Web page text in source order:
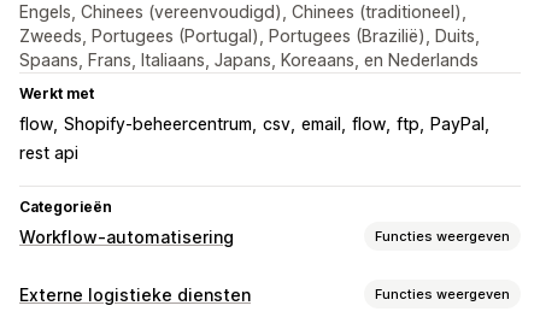
Engels, Chinees (vereenvoudigd), Chinees (traditioneel),
Zweeds, Portugees (Portugal), Portugees (Brazilië), Duits,
Spaans, Frans, Italiaans, Japans, Koreaans, en Nederlands
Werkt met
flow Shopify-beheercentrum csv email flow ftp
PayPal
rest api
Categorieën
Workflow-automatisering Functies weergeven
Automatiseringstaken
Externe logistieke diensten Functies weergeven